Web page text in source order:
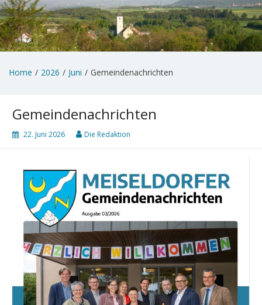
Home 2026 Juni Gemeindenachrichten
Gemeindenachrichten
22. Juni 2026 Die Redaktion